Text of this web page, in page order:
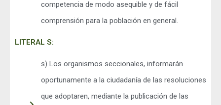
competencia de modo asequible y de fácil
comprensión para la población en general.
LITERAL S:
s) Los organismos seccionales, informarán
oportunamente a la ciudadanía de las resoluciones
que adoptaren, mediante la publicación de las